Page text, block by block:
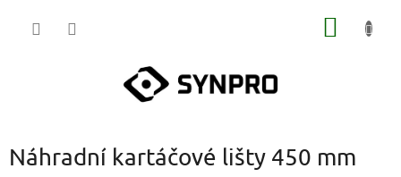
Náhradní kartáčové lišty 450 mm